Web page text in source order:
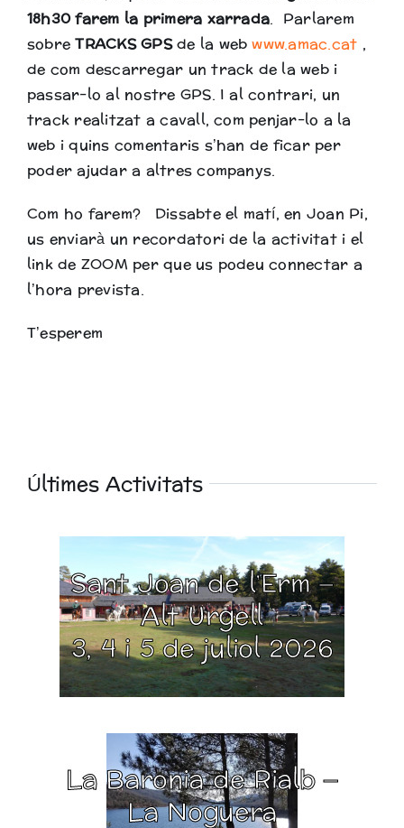
18h30 farem la primera xarrada. Parlarem
sobreTRACKS GPSde la webwww.amac.cat ,
de com descarregar un track de la web i
passar-lo al nostre GPS. I al contrari, un
track realitzat a cavall, com penjar-lo a la
web i quins comentaris s’han de ficar per
poder ajudar a altres companys.
Com ho farem? Dissabte el matí, en Joan Pi,
us enviarà un recordatori de la activitat i el
link de ZOOM per que us podeu connectar a
l’hora prevista.
T’esperem
Últimes Activitats
Sant Joan de l’Erm –
Alt Urgell
3, 4 i 5 de juliol 2026
La Baronia de Rialb –
La Noguera